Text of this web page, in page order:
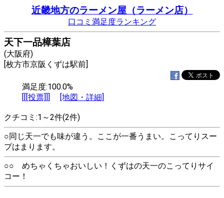
近畿地方のラーメン屋（ラーメン店）
口コミ満足度ランキング
天下一品樟葉店
(大阪府)
[枚方市京阪くずは駅前]
満足度:100.0%
[[[投票]]]
[地図・詳細]
クチコミ:1～2件(2件)
○同じ天一でも味が違う。ここが一番うまい。こってりスー
プはまります。
○○ めちゃくちゃおいしい！くずはの天一のこってりサイ
コー！